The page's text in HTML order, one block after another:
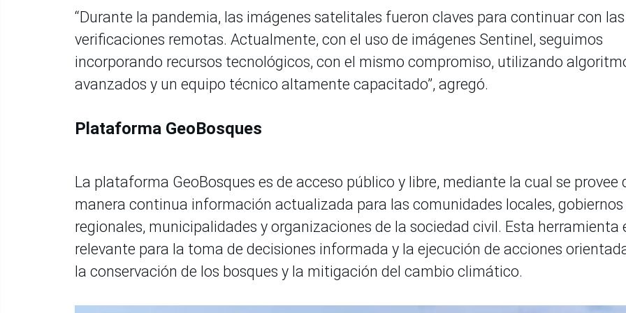
“Durante la pandemia, las imágenes satelitales fueron claves para continuar con las
verificaciones remotas. Actualmente, con el uso de imágenes Sentinel, seguimos
incorporando recursos tecnológicos, con el mismo compromiso, utilizando
avanzados y un equipo técnico altamente capacitado”, agregó.
Plataforma GeoBosques
La plataforma GeoBosques es de acceso público y libre, mediante la cual se provee
manera continua información actualizada para las comunidades locales, gobiernos
regionales, municipalidades y organizaciones de la sociedad civil. Esta herramienta
relevante para la toma de decisiones informada y la ejecución de acciones
la conservación de los bosques y la mitigación del cambio climático.